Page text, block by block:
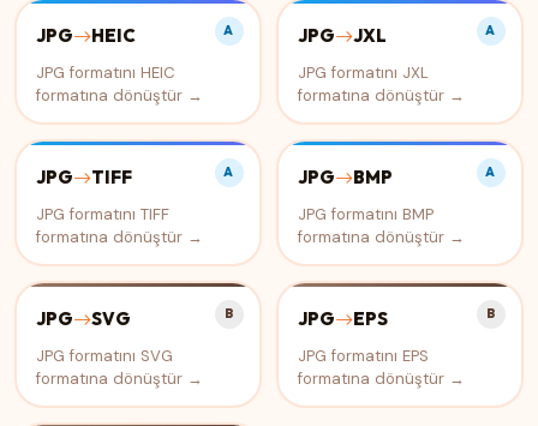
A
JPG HEIC
JPG formatını HEIC
formatına dönüştür →
A
JPG JXL
JPG formatını JXL
formatına dönüştür →
A
JPG TIFF
JPG formatını TIFF
formatına dönüştür →
A
JPG BMP
JPG formatını BMP
formatına dönüştür →
B
JPG SVG
JPG formatını SVG
formatına dönüştür →
B
JPG EPS
JPG formatını EPS
formatına dönüştür →